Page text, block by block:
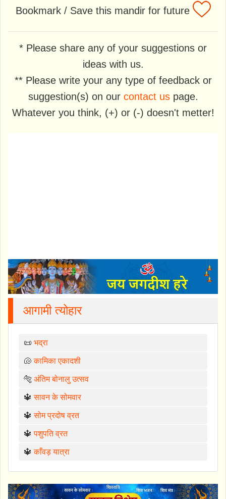
Bookmark / Save this mandir for future
* Please share any of your suggestions or
ideas with us.
** Please write your any type of feedback or
suggestion(s) on our contact uspage.
Whatever you think, (+) or (-) doesn't metter!
आगामी त्योहार
📜 भद्रा
🐚कामिका एकादशी
🐅 अंतिम बोनालु उत्सव
🔱सावन के सोमवार
🔱सोम प्रदोष व्रत
🔱पशुपति व्रत
🔱काँवड़ यात्रा